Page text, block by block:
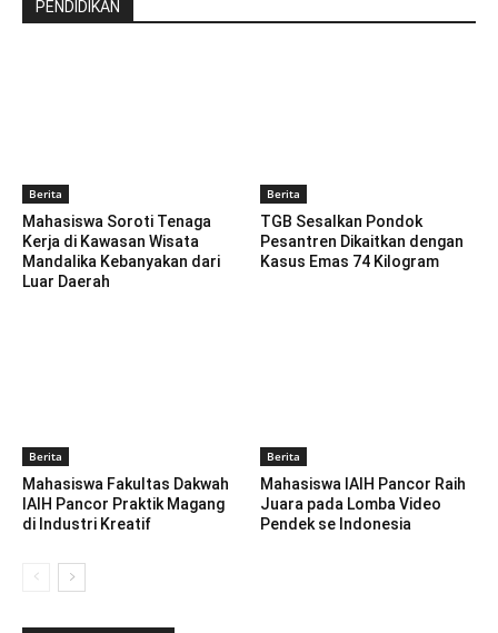
PENDIDIKAN
Berita
Mahasiswa Soroti Tenaga
Kerja di Kawasan Wisata
Mandalika Kebanyakan dari
Luar Daerah
Berita
TGB Sesalkan Pondok
Pesantren Dikaitkan dengan
Kasus Emas 74 Kilogram
Berita
Mahasiswa Fakultas Dakwah
IAIH Pancor Praktik Magang
di Industri Kreatif
Berita
Mahasiswa IAIH Pancor Raih
Juara pada Lomba Video
Pendek se Indonesia